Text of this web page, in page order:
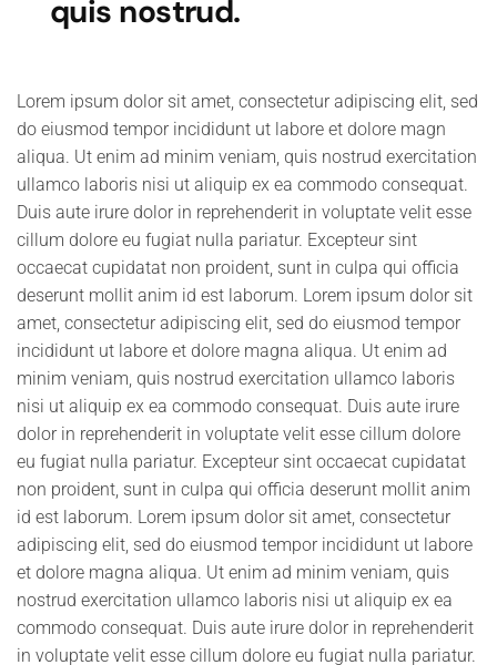
quis nostrud.
Lorem ipsum dolor sit amet, consectetur adipiscing elit, sed
do eiusmod tempor incididunt ut labore et dolore magn
aliqua. Ut enim ad minim veniam, quis nostrud exercitation
ullamco laboris nisi ut aliquip ex ea commodo consequat.
Duis aute irure dolor in reprehenderit in voluptate velit esse
cillum dolore eu fugiat nulla pariatur. Excepteur sint
occaecat cupidatat non proident, sunt in culpa qui officia
deserunt mollit anim id est laborum. Lorem ipsum dolor sit
amet, consectetur adipiscing elit, sed do eiusmod tempor
incididunt ut labore et dolore magna aliqua. Ut enim ad
minim veniam, quis nostrud exercitation ullamco laboris
nisi ut aliquip ex ea commodo consequat. Duis aute irure
dolor in reprehenderit in voluptate velit esse cillum dolore
eu fugiat nulla pariatur. Excepteur sint occaecat cupidatat
non proident, sunt in culpa qui officia deserunt mollit anim
id est laborum. Lorem ipsum dolor sit amet, consectetur
adipiscing elit, sed do eiusmod tempor incididunt ut labore
et dolore magna aliqua. Ut enim ad minim veniam, quis
nostrud exercitation ullamco laboris nisi ut aliquip ex ea
commodo consequat. Duis aute irure dolor in reprehenderit
in voluptate velit esse cillum dolore eu fugiat nulla pariatur.